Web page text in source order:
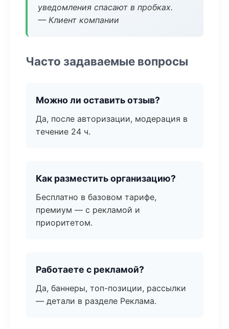
уведомления спасают в пробках.
— Клиент компании
Часто задаваемые вопросы
Можно ли оставить отзыв?
Да, после авторизации, модерация в
течение 24 ч.
Как разместить организацию?
Бесплатно в базовом тарифе,
премиум — с рекламой и
приоритетом.
Работаете с рекламой?
Да, баннеры, топ-позиции, рассылки
— детали в разделе Реклама.